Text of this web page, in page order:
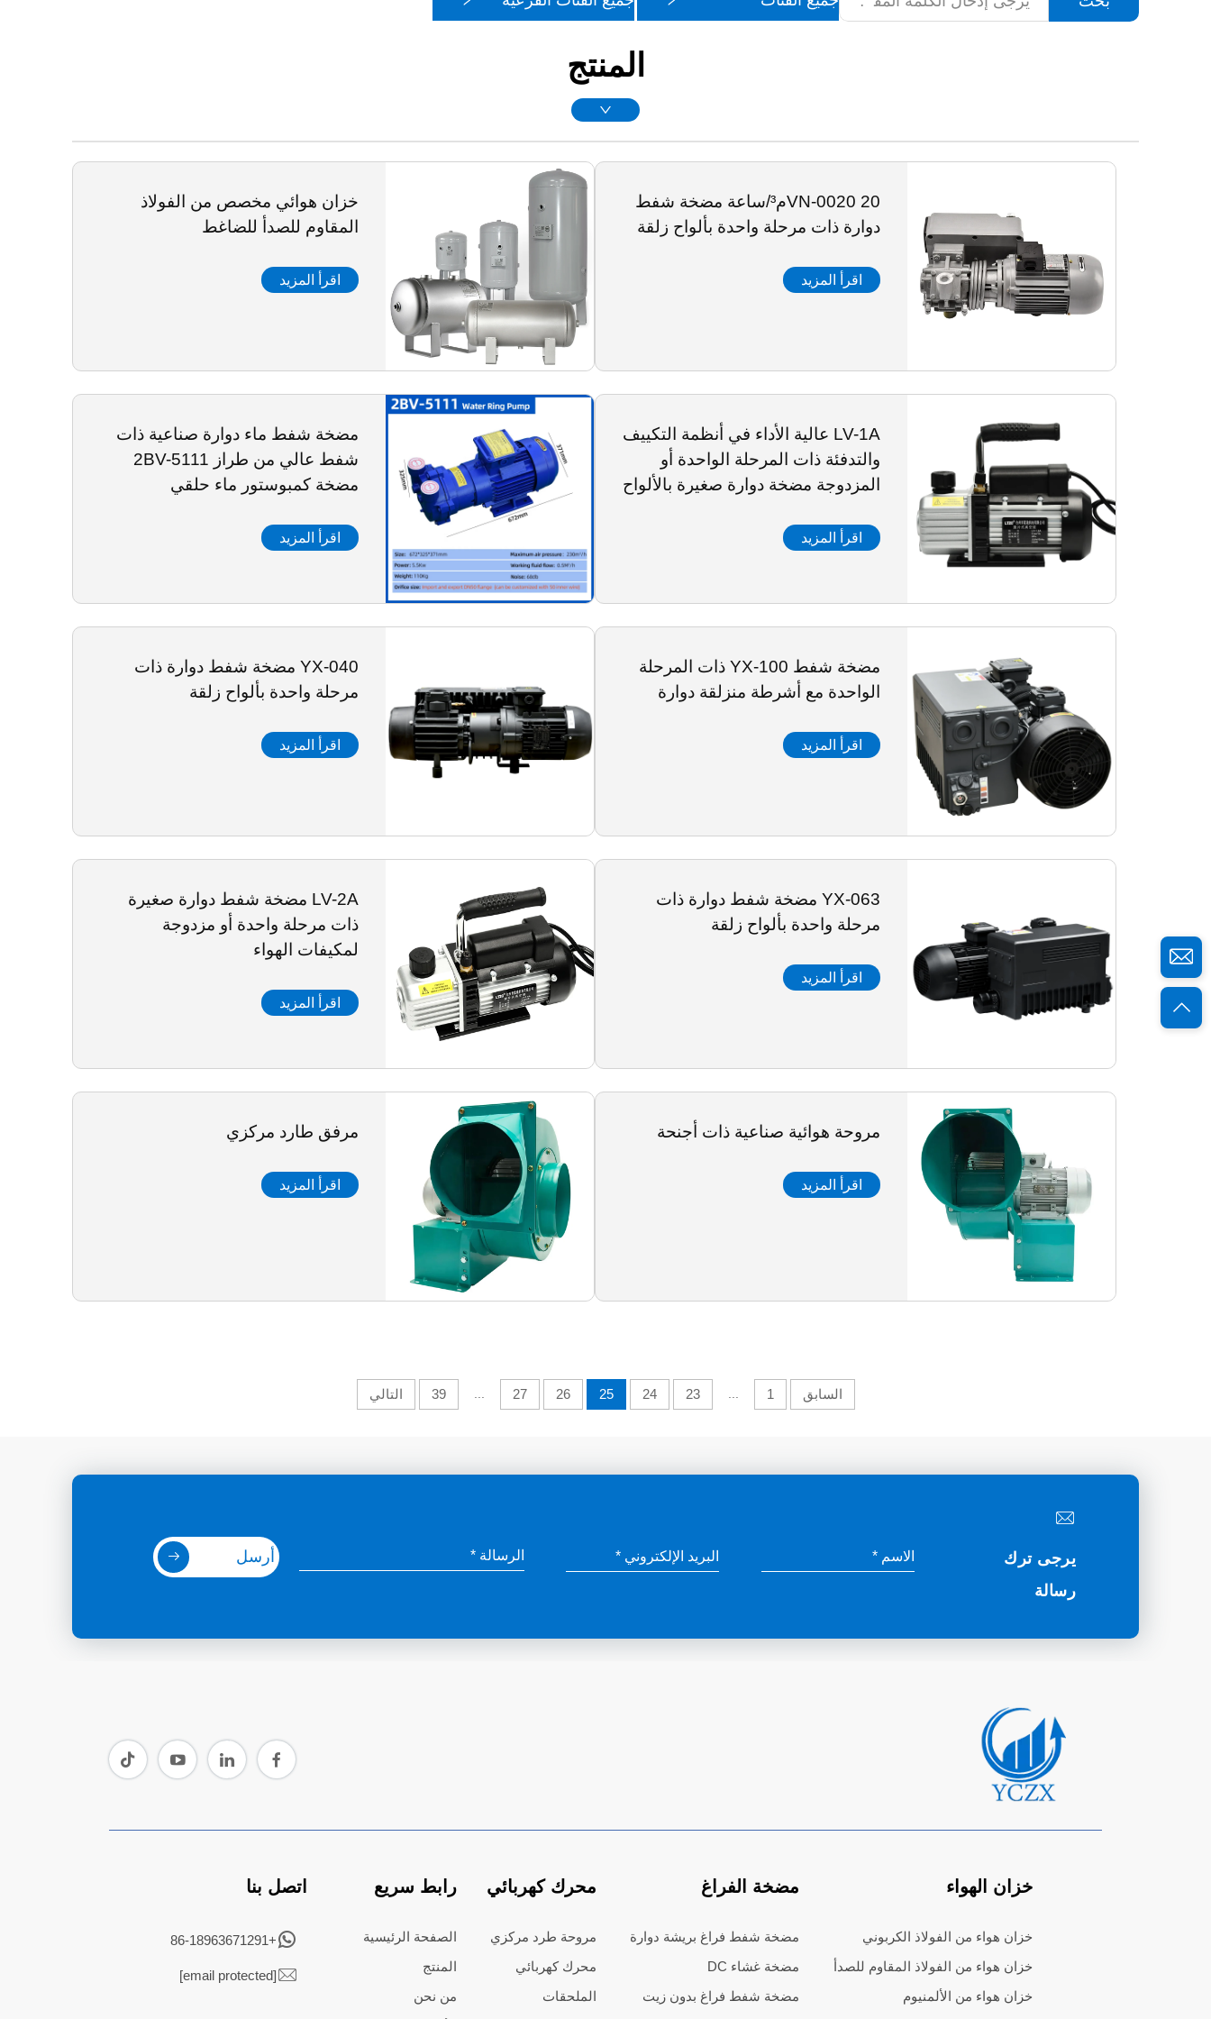
المنتج
VN-0020 20م³/ساعة مضخة شفط
دوارة ذات مرحلة واحدة بألواح زلقة
اقرأ المزيد
خزان هوائي مخصص من الفولاذ
المقاوم للصدأ للضاغط
اقرأ المزيد
LV-1A عالية الأداء في أنظمة التكييف
والتدفئة ذات المرحلة الواحدة أو
المزدوجة مضخة دوارة صغيرة بالألواح
اقرأ المزيد
مضخة شفط ماء دوارة صناعية ذات
شفط عالي من طراز 2BV-5111
مضخة كمبوستور ماء حلقي
اقرأ المزيد
مضخة شفط YX-100 ذات المرحلة
الواحدة مع أشرطة منزلقة دوارة
اقرأ المزيد
YX-040 مضخة شفط دوارة ذات
مرحلة واحدة بألواح زلقة
اقرأ المزيد
YX-063 مضخة شفط دوارة ذات
مرحلة واحدة بألواح زلقة
اقرأ المزيد
LV-2A مضخة شفط دوارة صغيرة
ذات مرحلة واحدة أو مزدوجة
لمكيفات الهواء
اقرأ المزيد
مروحة هوائية صناعية ذات أجنحة
اقرأ المزيد
مرفق طارد مركزي
اقرأ المزيد
السابق 1
...
23
24
25
26
27
...
39 التالي
يرجى ترك
رسالة
أرسل
خزان الهواء
خزان هواء من الفولاذ الكربوني
خزان هواء من الفولاذ المقاوم للصدأ
خزان هواء من الألمنيوم
مضخة الفراغ
مضخة شفط فراغ بريشة دوارة
مضخة غشاء DC
مضخة شفط فراغ بدون زيت
محرك كهربائي
مروحة طرد مركزي
محرك كهربائي
الملحقات
رابط سريع
الصفحة الرئيسية
المنتج
من نحن
اتصل بنا
+86-18963671291
[email protected]